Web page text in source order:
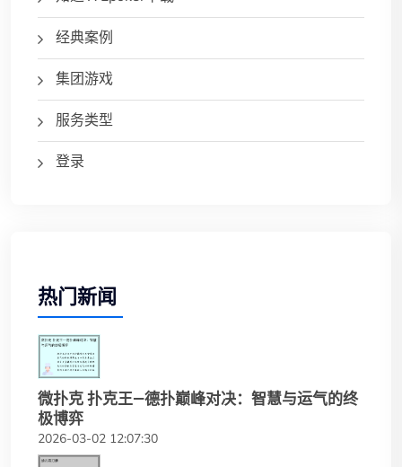
经典案例
集团游戏
服务类型
登录
热门新闻
微扑克 扑克王—德扑巅峰对决：智慧与运气的终
极博弈
2026-03-02 12:07:30